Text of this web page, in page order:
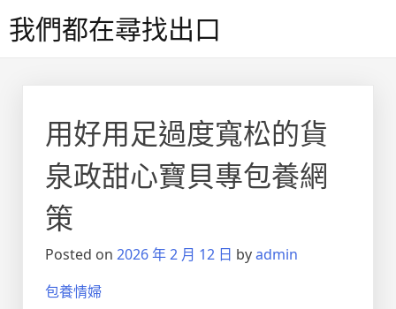
to我們都在尋找出口
用好用足過度寬松的貨
泉政甜心寶貝專包養網
策
Posted on 2026 年 2 月 12 日 byadmin
包養情婦